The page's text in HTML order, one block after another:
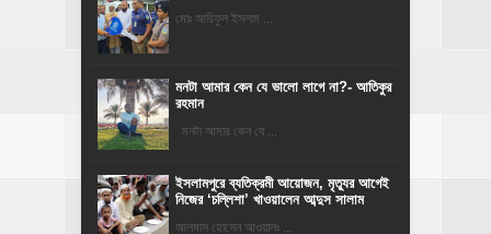
মোঃ আরিফুল ইসলাম ...
মনটা আমার কেন যে ভালো লাগে না?- আতিকুর
রহমান
মনটা আমার কেন যে ...
‎ইসলামপুরে ব্যতিক্রমী আয়োজন, মৃত্যুর আগেই
নিজের ‘চল্লিশা’ খাওয়ালেন আব্দুস সালাম
আলমাস হোসেন আওয়ালঃ ...